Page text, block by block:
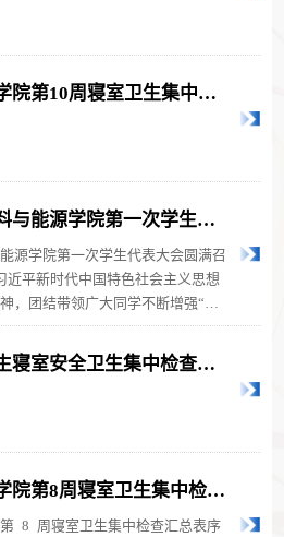
院第10周寝室卫生集中检
与能源学院第一次学生代
开
源学院第一次学生代表大会圆满召
，团结带领广大同学不断增强“四
个自信”、...
寝室安全卫生集中检查结
院第8周寝室卫生集中检查
8 周寝室卫生集中检查汇总表序